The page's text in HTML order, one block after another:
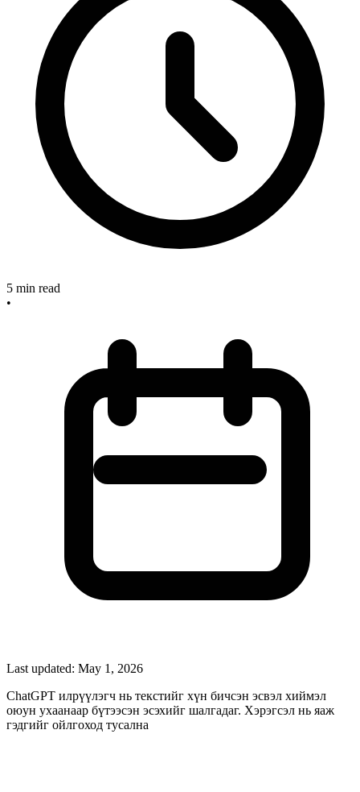
5 min read
•
Last updated: May 1, 2026
ChatGPT илрүүлэгч нь текстийг хүн бичсэн эсвэл хиймэл
оюун ухаанаар бүтээсэн эсэхийг шалгадаг. Хэрэгсэл нь яаж
гэдгийг ойлгоход тусална